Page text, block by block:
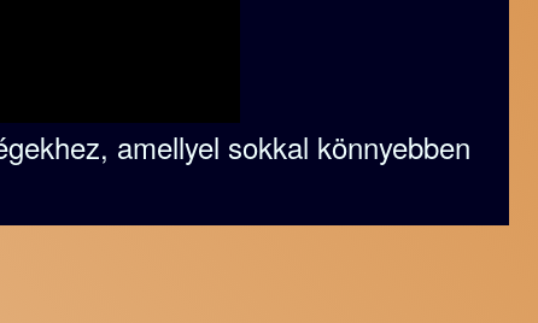
amellyel sokkal könnyebben